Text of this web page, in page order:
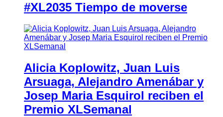
#XL2035 Tiempo de moverse
Alicia Koplowitz, Juan Luis
Arsuaga, Alejandro Amenábar y
Josep Maria Esquirol reciben el
Premio XLSemanal